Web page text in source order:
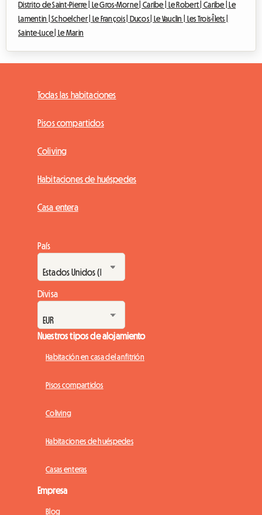
Distrito de Saint-Pierre |
Le Gros-Morne |Caribe | Le Robert | Caribe |
Le
Lamentin |Schoelcher | Le François | Ducos | Le Vauclin |
Les Trois-Îlets |
Sainte-Luce |
Le Marin
Todas las habitaciones
Pisos compartidos
Coliving
Habitaciones de huéspedes
Casa entera
País
Divisa
Nuestros tipos de alojamiento
Habitación en casa del anfitrión
Pisos compartidos
Coliving
Habitaciones de huéspedes
Casas enteras
Empresa
Blog